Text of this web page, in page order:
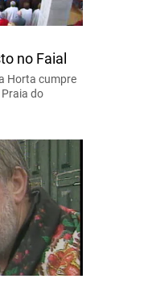
no Faial
Horta cumpre
do